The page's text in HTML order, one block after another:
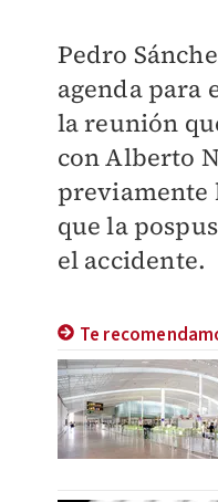
Pedro
agenda para
la reunión
con Alberto
previamente
que la
el accidente.
Te